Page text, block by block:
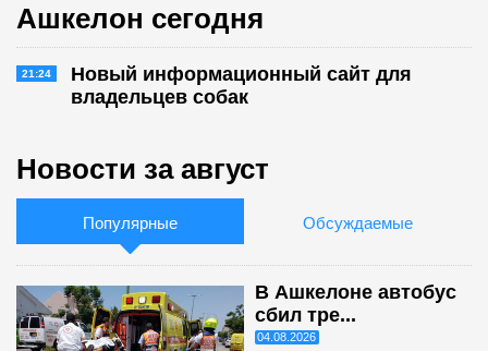
Ашкелон сегодня
21:24
Новый информационный сайт для
владельцев собак
Новости за август
Популярные Обсуждаемые
В Ашкелоне автобус
сбил тре...
04.08.2026